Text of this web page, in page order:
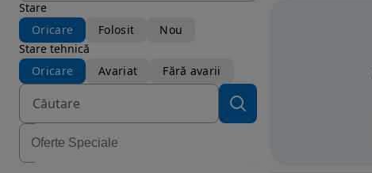
Stare
Oricare
Folosit
Nou
Stare tehnică
Oricare
Avariat Fără avarii